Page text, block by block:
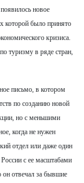
новое
которой было принято
кризиса.
туризму в ряде стран,
письмо, в котором
по созданию новой
но с меньшими
когда не нужен
отдел или даже один
с ее масштабами
отвечал за бывшие